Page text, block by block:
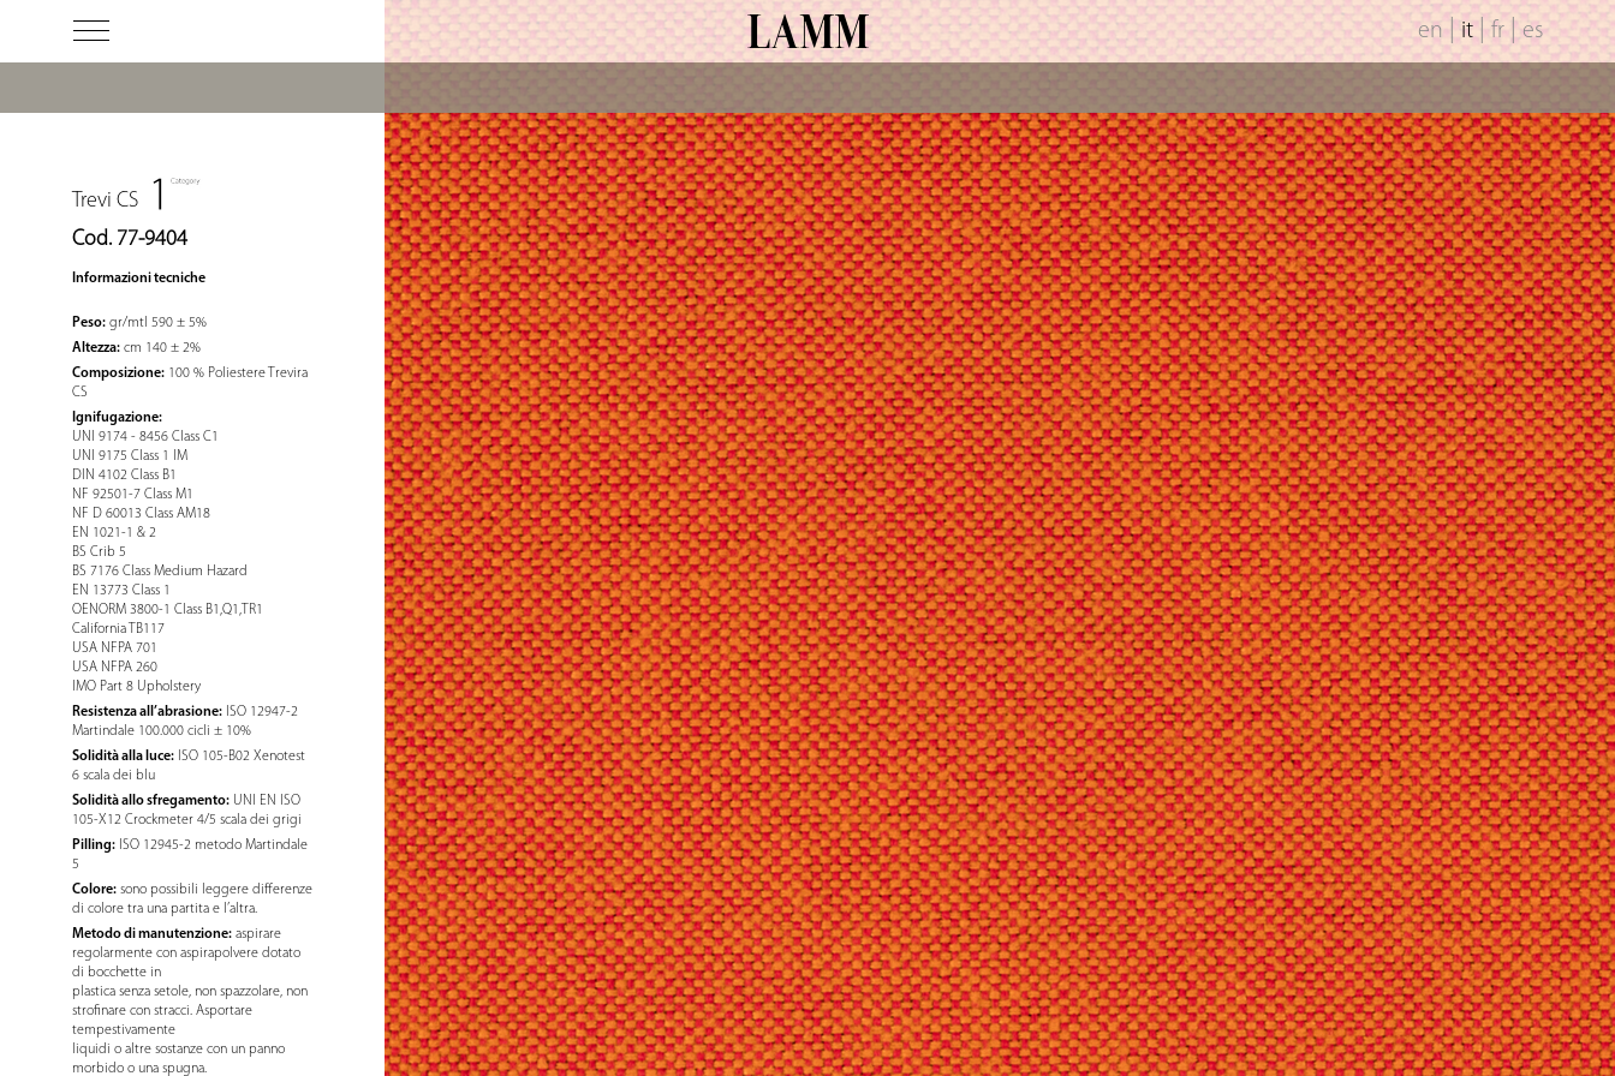
en | it fr | es
Trevi CS
Cod. 77-9404
Informazioni tecniche
Peso: gr/mtl 590 ± 5%
Altezza: cm 140 ± 2%
Composizione: 100 % Poliestere Trevira
CS
Ignifugazione:
UNI 9174 - 8456 Class C1
UNI 9175 Class 1 IM
DIN 4102 Class B1
NF 92501-7 Class M1
NF D 60013 Class AM18
EN 1021-1 & 2
BS Crib 5
BS 7176 Class Medium Hazard
EN 13773 Class 1
OENORM 3800-1 Class B1,Q1,TR1
California TB117
USA NFPA 701
USA NFPA 260
IMO Part 8 Upholstery
Resistenza all’abrasione: ISO 12947-2
Martindale 100.000 cicli ± 10%
Solidità alla luce: ISO 105-B02 Xenotest
6 scala dei blu
Solidità allo sfregamento: UNI EN ISO
105-X12 Crockmeter 4/5 scala dei grigi
Pilling: ISO 12945-2 metodo Martindale
5
Colore: sono possibili leggere differenze
di colore tra una partita e l’altra.
Metodo di manutenzione: aspirare
regolarmente con aspirapolvere dotato
di bocchette in
plastica senza setole, non spazzolare, non
strofinare con stracci. Asportare
tempestivamente
Iiquidi o altre sostanze con un panno
morbido o una spugna.